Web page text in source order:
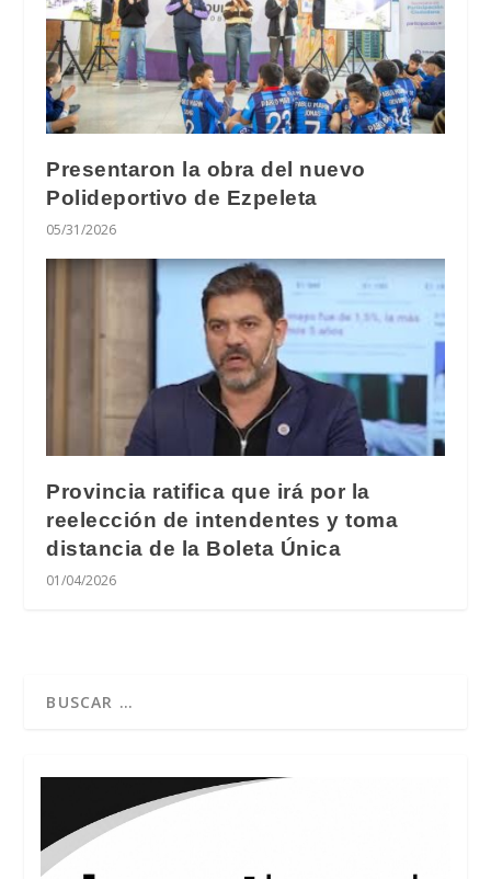
Presentaron la obra del nuevo
Polideportivo de Ezpeleta
05/31/2026
Provincia ratifica que irá por la
reelección de intendentes y toma
distancia de la Boleta Única
01/04/2026